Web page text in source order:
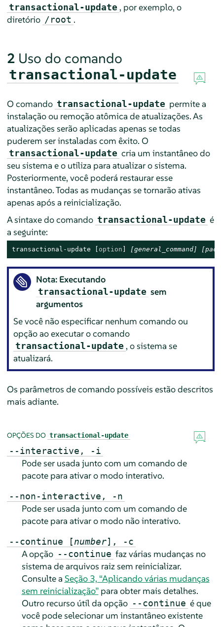
transactional-update , por exemplo, o
diretório /root .
2 Uso do comando
transactional-update
O comando transactional-update permite a
instalação ou remoção atômica de atualizações. As
atualizações serão aplicadas apenas se todas
puderem ser instaladas com êxito. O
transactional-update cria um instantâneo do
seu sistema e o utiliza para atualizar o sistema.
Posteriormente, você poderá restaurar esse
instantâneo. Todas as mudanças se tornarão ativas
apenas após a reinicialização.
A sintaxe do comando transactional-update é
a seguinte:
transactional-update [ option ] [general_command]
Nota: Executando
transactional-update sem
argumentos
Se você não especificar nenhum comando ou
opção ao executar o comando
transactional-update , o sistema se
atualizará.
Os parâmetros de comando possíveis estão descritos
mais adiante.
OPÇÕES DO transactional-update
--interactive, -i
Pode ser usada junto com um comando de
pacote para ativar o modo interativo.
--non-interactive, -n
Pode ser usada junto com um comando de
pacote para ativar o modo não interativo.
--continue [number], -c
A opção --continue faz várias mudanças no
sistema de arquivos raiz sem reinicializar.
Consulte a Seção 3, “Aplicando várias mudanças
sem reinicialização”para obter mais detalhes.
Outro recurso útil da opção --continue é que
você pode selecionar um instantâneo existente